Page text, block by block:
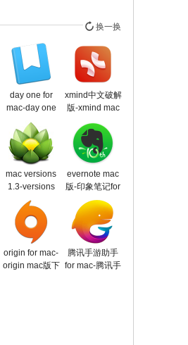
换一换
day one for
mac-day one
mac版下载
v4.0
xmind中文破解
版-xmind mac
v22.8.2196
mac versions
1.3-versions
1.3免费版下载
v1.4.1
evernote mac
版-印象笔记for
mac下载
v9.5.32
origin for mac-
origin mac版下
腾讯手游助手
for mac-腾讯手